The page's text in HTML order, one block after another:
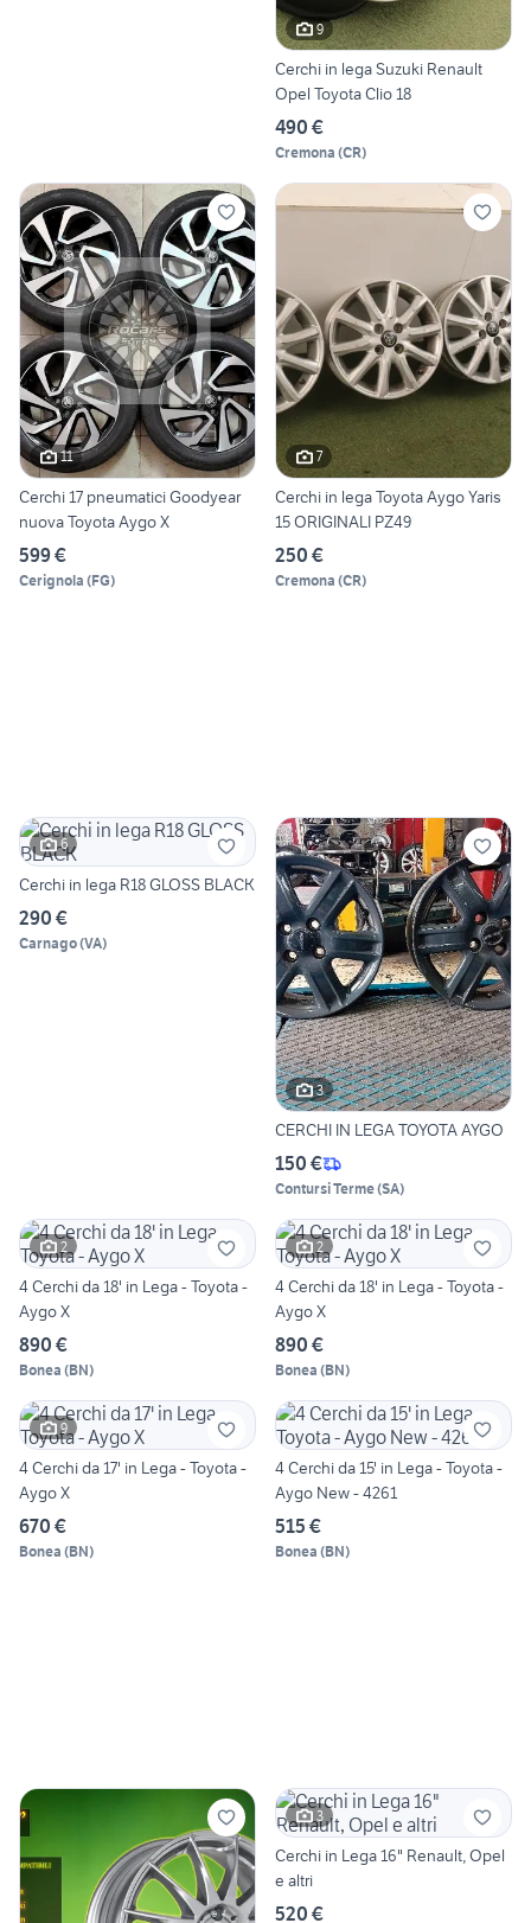
9
Cerchi in lega Suzuki Renault
Opel Toyota Clio 18
490 €
Cremona (CR)
11
Cerchi 17 pneumatici Goodyear
nuova Toyota Aygo X
599 €
Cerignola (FG)
7
Cerchi in lega Toyota Aygo Yaris
15 ORIGINALI PZ49
250 €
Cremona (CR)
6
Cerchi in lega R18 GLOSS BLACK
290 €
Carnago(VA)
3
CERCHI IN LEGA TOYOTA AYGO
150 €
Contursi Terme(SA)
2
4 Cerchi da 18' in Lega - Toyota -
Aygo X
890 €
Bonea (BN)
2
4 Cerchi da 18' in Lega - Toyota -
Aygo X
890 €
Bonea (BN)
9
4 Cerchi da 17' in Lega - Toyota -
Aygo X
670 €
Bonea (BN)
4 Cerchi da 15' in Lega - Toyota -
Aygo New - 4261
515 €
Bonea (BN)
3
Cerchi in Lega 16" Renault, Opel
e altri
520 €